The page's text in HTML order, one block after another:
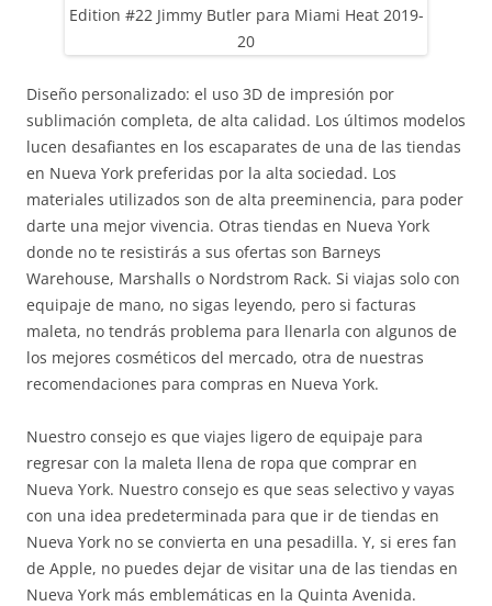
Diseño personalizado: el uso 3D de impresión por
sublimación completa, de alta calidad. Los últimos modelos
lucen desafiantes en los escaparates de una de las tiendas
en Nueva York preferidas por la alta sociedad. Los
materiales utilizados son de alta preeminencia, para poder
darte una mejor vivencia. Otras tiendas en Nueva York
donde no te resistirás a sus ofertas son Barneys
Warehouse, Marshalls o Nordstrom Rack. Si viajas solo con
equipaje de mano, no sigas leyendo, pero si facturas
maleta, no tendrás problema para llenarla con algunos de
los mejores cosméticos del mercado, otra de nuestras
recomendaciones para compras en Nueva York.
Nuestro consejo es que viajes ligero de equipaje para
regresar con la maleta llena de ropa que comprar en
Nueva York. Nuestro consejo es que seas selectivo y vayas
con una idea predeterminada para que ir de tiendas en
Nueva York no se convierta en una pesadilla. Y, si eres fan
de Apple, no puedes dejar de visitar una de las tiendas en
Nueva York más emblemáticas en la Quinta Avenida.